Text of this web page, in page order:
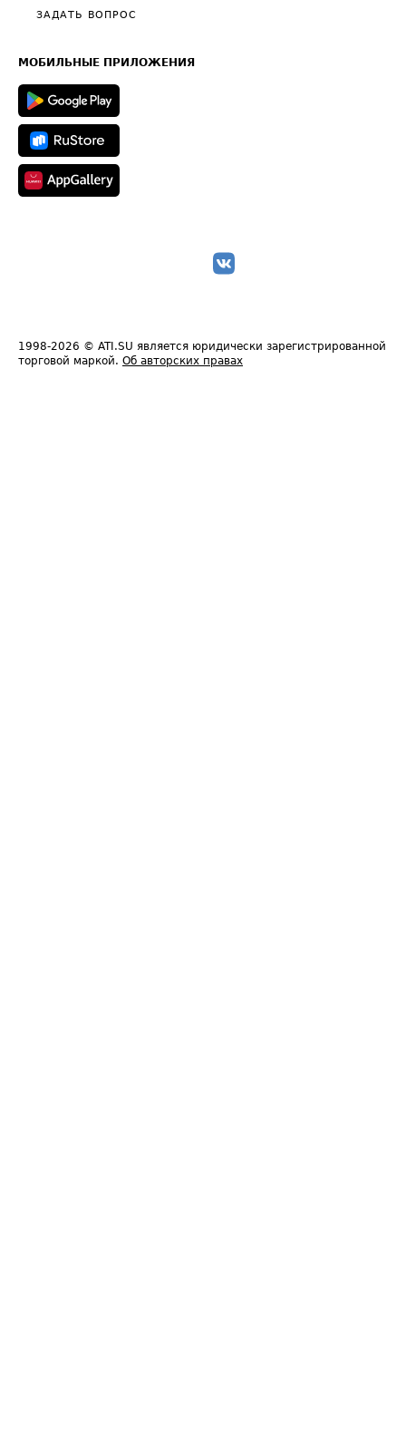
Общие положения
Полезное по перевозкам
Техническая информация
ЗАДАТЬ ВОПРОС
МОБИЛЬНЫЕ ПРИЛОЖЕНИЯ
1998-2026 © ATI.SU является юридически зарегистрированной
торговой маркой. Об авторских правах